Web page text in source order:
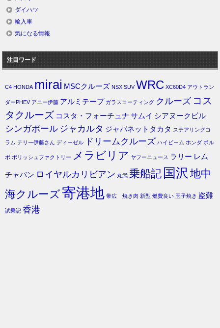
ダイハツ
輸入車
気になる情報
注目ワード
C4 HONDA mirai MSCクルーズ NSX SUV WRC XC60D4 アウトラン
ダーPHEV アニー伊藤 アルミテープ ガラスコーティング クルーズ コス
タクルーズ コスタ・フォーチュナ サムイ シアヌークビル
シンガポール ジャカルタ ジャパネットタカタ ステアリングコ
ラム テリー伊藤さん ディーゼル ドリームクルーズ ハイビーム ホンダ ボル
ボ ポリッシュファクトリー メラビリア ヤフーニュース ラリー レム
チャバン ロイヤルカリビアン 丸武 乗船記 国沢 地中
海クルーズ寄港地 帯広 焼き肉 新型 燃費良い 玉子焼き 盗難
試乗記 香港